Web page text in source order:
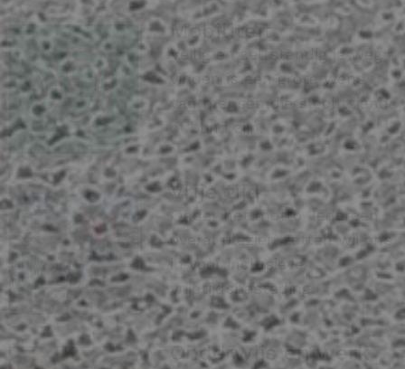
Mobiliteit
Veilig en zelfstandig je weg
vinden is een grote wens
van mensen die slechtziend
of blind zijn.
Vrije tijd
Onder het motto ‘Iedereen
overal plezier’ zetten wij ons
in voor inclusieve
vrijetijdsbesteding.
Onderwijs en werk